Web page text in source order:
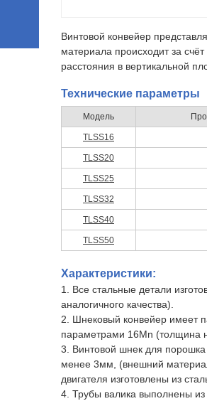
Винтовой конвейер
материала происходит за
расстояния в вертикальной
Технические параметры
Модель
TLSS16
TLSS20
TLSS25
TLSS32
TLSS40
TLSS50
Характеристики:
1. Все стальные детали
аналогичного качества).
2. Шнековый конвейер имеет
параметрами 16Mn (толщина
3. Винтовой шнек для
менее 3мм, (внешний
двигателя изготовлены из
4. Трубы валика выполнены